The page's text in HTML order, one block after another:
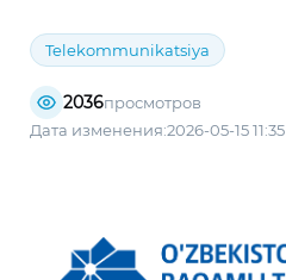
Telekommunikatsiya
2036просмотров
Дата изменения:2026-05-15 11:35